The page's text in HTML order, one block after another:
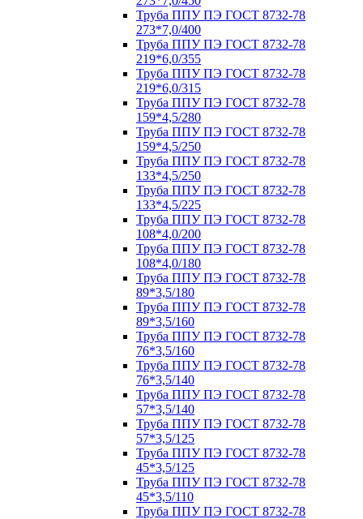
Труба ППУ ПЭ ГОСТ 8732-78
273*7,0/400
Труба ППУ ПЭ ГОСТ 8732-78
219*6,0/355
Труба ППУ ПЭ ГОСТ 8732-78
219*6,0/315
Труба ППУ ПЭ ГОСТ 8732-78
159*4,5/280
Труба ППУ ПЭ ГОСТ 8732-78
159*4,5/250
Труба ППУ ПЭ ГОСТ 8732-78
133*4,5/250
Труба ППУ ПЭ ГОСТ 8732-78
133*4,5/225
Труба ППУ ПЭ ГОСТ 8732-78
108*4,0/200
Труба ППУ ПЭ ГОСТ 8732-78
108*4,0/180
Труба ППУ ПЭ ГОСТ 8732-78
89*3,5/180
Труба ППУ ПЭ ГОСТ 8732-78
89*3,5/160
Труба ППУ ПЭ ГОСТ 8732-78
76*3,5/160
Труба ППУ ПЭ ГОСТ 8732-78
76*3,5/140
Труба ППУ ПЭ ГОСТ 8732-78
57*3,5/140
Труба ППУ ПЭ ГОСТ 8732-78
57*3,5/125
Труба ППУ ПЭ ГОСТ 8732-78
45*3,5/125
Труба ППУ ПЭ ГОСТ 8732-78
45*3,5/110
Труба ППУ ПЭ ГОСТ 8732-78